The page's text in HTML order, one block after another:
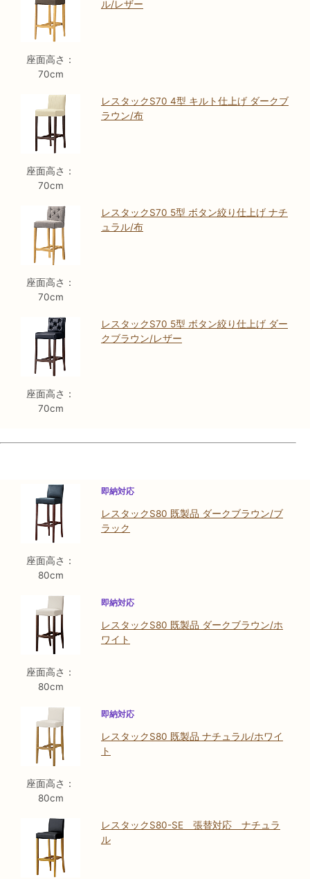
座面高さ：
70cm
ル/レザー
座面高さ：
70cm
レスタックS70 4型 キルト仕上げ ダークブ
ラウン/布
座面高さ：
70cm
レスタックS70 5型 ボタン絞り仕上げ ナチ
ュラル/布
座面高さ：
70cm
レスタックS70 5型 ボタン絞り仕上げ ダー
クブラウン/レザー
座面高さ：
80cm
即納対応
レスタックS80 既製品 ダークブラウン/ブ
ラック
座面高さ：
80cm
即納対応
レスタックS80 既製品 ダークブラウン/ホ
ワイト
座面高さ：
80cm
即納対応
レスタックS80 既製品 ナチュラル/ホワイ
ト
レスタックS80-SE 張替対応 ナチュラ
ル